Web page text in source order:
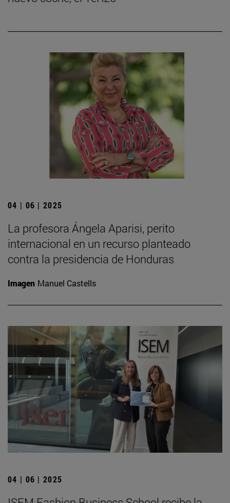
04 | 06 | 2025
La profesora Ángela Aparisi, perito
internacional en un recurso planteado
contra la presidencia de Honduras
Imagen Manuel Castells
04 | 06 | 2025